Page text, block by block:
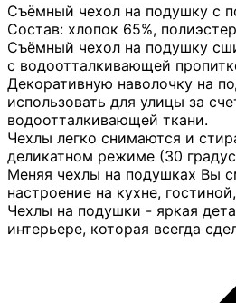
Съёмный чехол на подушку с
Состав: хлопок 65%,
Съёмный чехол на подушку
с водоотталкивающей
Декоративную наволочку на
использовать для улицы за
водоотталкивающей ткани.
Чехлы легко снимаются и
деликатном режиме (30
Меняя чехлы на подушках Вы
настроение на кухне,
Чехлы на подушки - яркая
интерьере, которая всегда